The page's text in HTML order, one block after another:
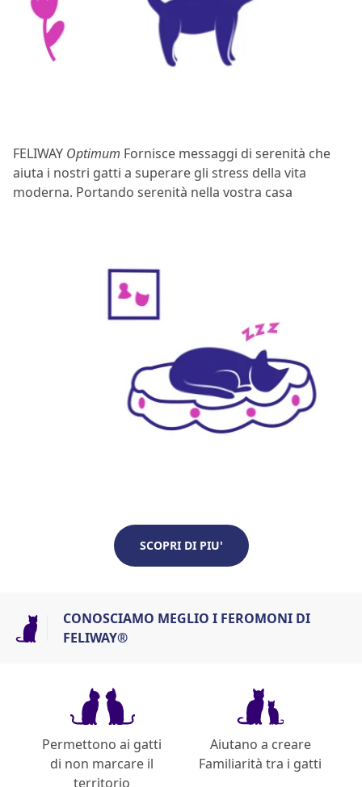
FELIWAY Optimum Fornisce messaggi di serenità che
aiuta i nostri gatti a superare gli stress della vita
moderna. Portando serenità nella vostra casa
SCOPRI DI PIU'
CONOSCIAMO MEGLIO I FEROMONI DI
FELIWAY®
Permettono ai gatti
di non marcare il
territorio
Aiutano a creare
Familiarità tra i gatti